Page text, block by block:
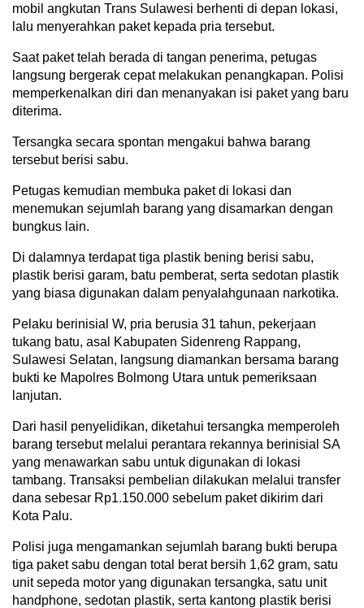
mobil angkutan Trans Sulawesi berhenti di depan lokasi,
lalu menyerahkan paket kepada pria tersebut.
Saat paket telah berada di tangan penerima, petugas
langsung bergerak cepat melakukan penangkapan. Polisi
memperkenalkan diri dan menanyakan isi paket yang baru
diterima.
Tersangka secara spontan mengakui bahwa barang
tersebut berisi sabu.
Petugas kemudian membuka paket di lokasi dan
menemukan sejumlah barang yang disamarkan dengan
bungkus lain.
Di dalamnya terdapat tiga plastik bening berisi sabu,
plastik berisi garam, batu pemberat, serta sedotan plastik
yang biasa digunakan dalam penyalahgunaan narkotika.
Pelaku berinisial W, pria berusia 31 tahun, pekerjaan
tukang batu, asal Kabupaten Sidenreng Rappang,
Sulawesi Selatan, langsung diamankan bersama barang
bukti ke Mapolres Bolmong Utara untuk pemeriksaan
lanjutan.
Dari hasil penyelidikan, diketahui tersangka memperoleh
barang tersebut melalui perantara rekannya berinisial SA
yang menawarkan sabu untuk digunakan di lokasi
tambang. Transaksi pembelian dilakukan melalui transfer
dana sebesar Rp1.150.000 sebelum paket dikirim dari
Kota Palu.
Polisi juga mengamankan sejumlah barang bukti berupa
tiga paket sabu dengan total berat bersih 1,62 gram, satu
unit sepeda motor yang digunakan tersangka, satu unit
handphone, sedotan plastik, serta kantong plastik berisi